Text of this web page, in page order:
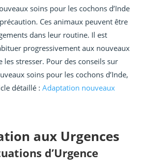
soins pour les cochons d’Inde
Ces animaux peuvent être
dans leur routine. Il est
progressivement aux nouveaux
stresser. Pour des conseils sur
soins pour les cochons d’Inde,
détaillé : Adaptation nouveaux
aux Urgences
d’Urgence